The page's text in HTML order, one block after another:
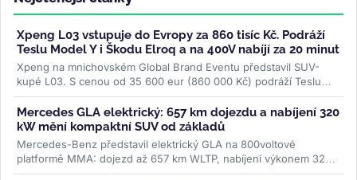
Xpeng L03 vstupuje do Evropy za 860 tisíc Kč. Podráží
Teslu Model Y i Škodu Elroq a na 400V nabíjí za 20 minut
Xpeng na mnichovském Global Brand Eventu představil SUV-
kupé L03. S cenou od 35 600 eur (860 000 Kč) podráží Teslu
Model Y, Hyundai Ioniq 5 i...>>
Mercedes GLA elektrický: 657 km dojezdu a nabíjení 320
kW mění kompaktní SUV od základů
Mercedes-Benz představil elektrický GLA na 800voltové
platformě MMA: dojezd až 657 km WLTP, nabíjení výkonem 320
kW a plnění na 80 % za 22...>>